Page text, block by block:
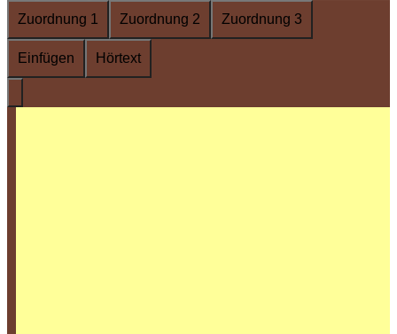
Zuordnung 1
Zuordnung 2 Zuordnung 3
Einfügen Hörtext